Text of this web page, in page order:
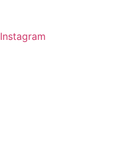
Instagram